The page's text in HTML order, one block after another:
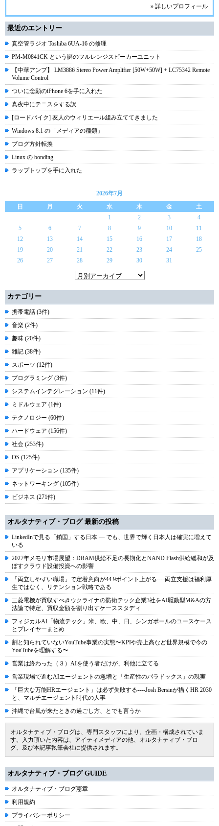
» 詳しいプロフィール
最近のエントリー
真空管ラジオ Toshiba 6UA-16 の修理
PM-M0841CK という謎のフルレンジスピーカーユニット
【中華アンプ】 LM3886 Stereo Power Amplifier [50W+50W] + LC75342 Remote
Volume Control
ついに念願のiPhone 6を手に入れた
真夜中にテニスをする訳
[ロードバイク] 友人のウィリエール組み立ててきました
Windows 8.1 の「メディアの種類」
ブログ方針転換
Linux の bonding
ラップトップを手に入れた
2026年7月
日
月 火 水 木 金
土
1
2 3
4
5
6 7 8 9 10
11
12
13 14 15 16 17
18
19
20 21 22 23 24
25
26
27 28 29 30 31
カテゴリー
携帯電話 (3件)
音楽 (2件)
趣味 (20件)
雑記 (38件)
スポーツ (12件)
プログラミング (3件)
システムインテグレーション (11件)
ミドルウェア (1件)
テクノロジー (60件)
ハードウェア (156件)
社会 (253件)
OS (125件)
アプリケーション (135件)
ネットワーキング (105件)
ビジネス (271件)
オルタナティブ・ブログ 最新の投稿
LinkedInで見る「鎖国」する日本 ― でも、世界で輝く日本人は確実に増えて
いる
2027年メモリ市場展望：DRAM供給不足の長期化とNAND Flash供給緩和が及
ぼすクラウド設備投資への影響
「両立しやすい職場」で定着意向が44.9ポイント上がる----両立支援は福利厚
生ではなく、リテンション戦略である
三菱電機が買収すべきウクライナの防衛テック企業3社をAI駆動型M&Aの方
法論で特定、買収金額を割り出すケーススタディ
フィジカルAI「物流テック」米、欧、中、日、シンガポールのユースケース
とプレイヤーまとめ
割と知られていないYouTube事業の実態〜KPIや売上高など世界規模で今の
YouTubeを理解する〜
営業は終わった（３）AIを使う者だけが、利他に立てる
営業現場で進むAIエージェントの急増と「生産性のパラドックス」の現実
「巨大な万能HRエージェント」は必ず失敗する----Josh Bersinが描くHR 2030
と、マルチエージェント時代の人事
沖縄で台風が来たときの過ごし方、とでも言うか
オルタナティブ・ブログは、専門スタッフにより、企画・構成されていま
す。入力頂いた内容は、アイティメディアの他、オルタナティブ・ブロ
グ、及び本記事執筆会社に提供されます。
オルタナティブ・ブログ GUIDE
オルタナティブ・ブログ憲章
利用規約
プライバシーポリシー